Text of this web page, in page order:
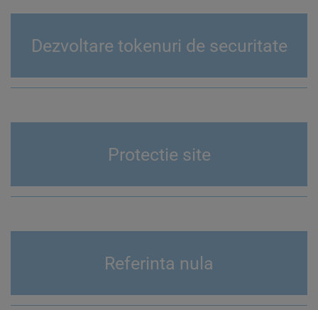
Dezvoltare tokenuri de securitate
Protectie site
Referinta nula